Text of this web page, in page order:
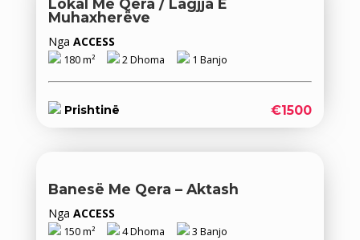
Lokal Me Qera / Lagjja E
Muhaxherëve
Nga ACCESS
180 m² 2 Dhoma 1 Banjo
Prishtinë €1500
Banesë Me Qera – Aktash
Nga ACCESS
150 m² 4 Dhoma 3 Banjo